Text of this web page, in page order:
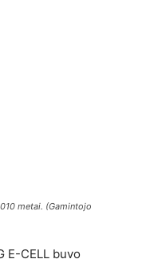
metai. (Gamintojo
E-CELL buvo